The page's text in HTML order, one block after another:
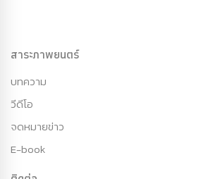
สาระภาพยนตร์
บทความ
วีดีโอ
จดหมายข่าว
E-book